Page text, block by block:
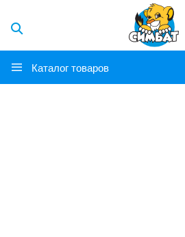
Каталог товаров